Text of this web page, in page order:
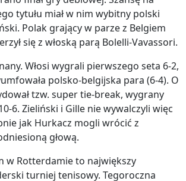
tytułu miał w nim wybitny polski
Polak grający w parze z Belgiem
się z włoską parą Bolelli-Vavassori.
Włosi wygrali pierwszego seta 6-2,
polsko-belgijska para (6-4). O
tzw. super tie-break, wygrany
6. Zieliński i Gille nie wywalczyli więc
jak Hurkacz mogli wrócić z
głową.
w Rotterdamie to największy
turniej tenisowy. Tegoroczna